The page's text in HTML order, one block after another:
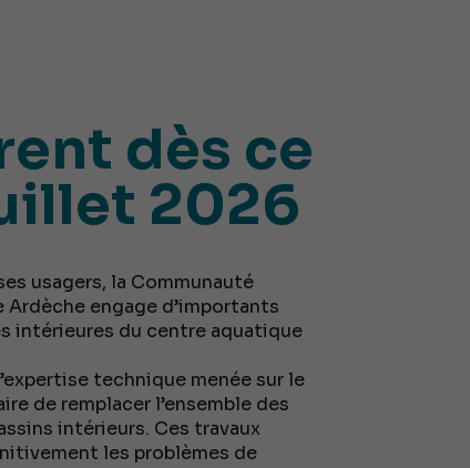
dès ce
2026
usagers, la Communauté
engage d’importants
intérieures du centre aquatique
technique menée sur le
de remplacer l’ensemble des
intérieurs. Ces travaux
les problèmes de